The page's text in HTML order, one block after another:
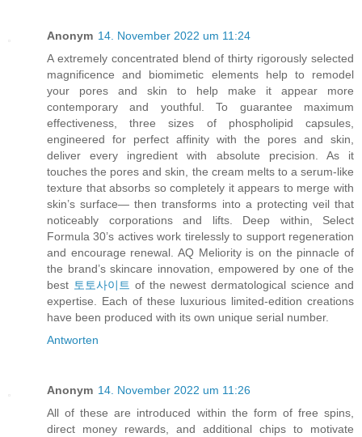
Anonym 14. November 2022 um 11:24
A extremely concentrated blend of thirty rigorously selected
magnificence and biomimetic elements help to remodel
your pores and skin to help make it appear more
contemporary and youthful. To guarantee maximum
effectiveness, three sizes of phospholipid capsules,
engineered for perfect affinity with the pores and skin,
deliver every ingredient with absolute precision. As it
touches the pores and skin, the cream melts to a serum-like
texture that absorbs so completely it appears to merge with
skin’s surface— then transforms into a protecting veil that
noticeably corporations and lifts. Deep within, Select
Formula 30’s actives work tirelessly to support regeneration
and encourage renewal. AQ Meliority is on the pinnacle of
the brand’s skincare innovation, empowered by one of the
best 토토사이트 of the newest dermatological science and
expertise. Each of these luxurious limited-edition creations
have been produced with its own unique serial number.
Antworten
Anonym 14. November 2022 um 11:26
All of these are introduced within the form of free spins,
direct money rewards, and additional chips to motivate